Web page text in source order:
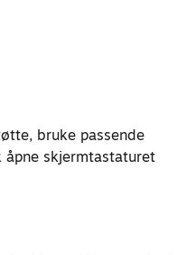
bruke passende
skjermtastaturet